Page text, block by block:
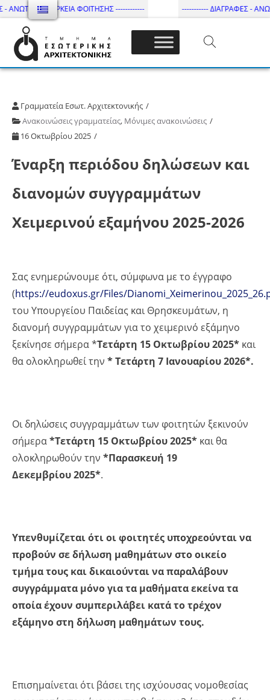
ΔΙΑΡΚΕΙΑ ΦΟΙΤΗΣΗΣ ------------ ----------- ΔΙΑΓΡΑΦΕΣ -
Τμήμα Εσωτ. Αρχιτεκτονικής – ΔΙ.ΠΑ.Ε
Γραμματεία Εσωτ. Αρχιτεκτονικής
Ανακοινώσεις γραμματείας, Μόνιμες ανακοινώσεις
16 Οκτωβρίου 2025
Έναρξη περιόδου δηλώσεων και
διανομών συγγραμμάτων
Χειμερινού εξαμήνου 2025-2026
Σας ενημερώνουμε ότι, σύμφωνα με το έγγραφο
(https://eudoxus.gr/Files/
του Υπουργείου Παιδείας και Θρησκευμάτων, η
διανομή συγγραμμάτων για το χειμερινό εξάμηνο
ξεκίνησε σήμερα *Τετάρτη 15 Οκτωβρίου 2025* και
θα ολοκληρωθεί την *Τετάρτη 7 Ιανουαρίου 2026*.
Οι δηλώσεις συγγραμμάτων των φοιτητών ξεκινούν
σήμερα*Τετάρτη 15 Οκτωβρίου 2025* και θα
ολοκληρωθούν την *Παρασκευή 19
Δεκεμβρίου 2025*.
Υπενθυμίζεται ότι οι φοιτητές υποχρεούνται να
προβούν σε δήλωση μαθημάτων στο οικείο
τμήμα τους και δικαιούνται να παραλάβουν
συγγράμματα μόνο για τα μαθήματα εκείνα τα
οποία έχουν συμπεριλάβει κατά το τρέχον
εξάμηνο στη δήλωση μαθημάτων τους.
Επισημαίνεται ότι βάσει της ισχύουσας νομοθεσίας